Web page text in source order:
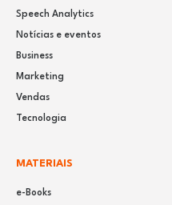
Speech Analytics
Notícias e eventos
Business
Marketing
Vendas
Tecnologia
MATERIAIS
e-Books